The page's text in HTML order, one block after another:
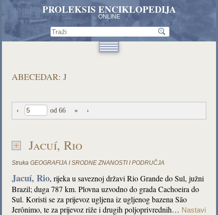
PROLEKSIS ENCIKLOPEDIJA
ONLINE
ABECEDAR: J
‹ od 66 » ›
Jacuí, Rio
Struka GEOGRAFIJA I SRODNE ZNANOSTI I PODRUČJA
Jacuí, Rio, rijeka u saveznoj državi Rio Grande do Sul, južni
Brazil; duga 787 km. Plovna uzvodno do grada Cachoeira do
Sul. Koristi se za prijevoz ugljena iz ugljenog bazena São
Jerônimo, te za prijevoz riže i drugih poljoprivrednih… Nastavi